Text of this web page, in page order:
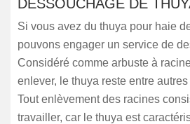
DESSOUCHAGE DE
Si vous avez du thuya pour haie
pouvons engager un service de
Considéré comme arbuste à
enlever, le thuya reste entre
Tout enlèvement des racines
travailler, car le thuya est